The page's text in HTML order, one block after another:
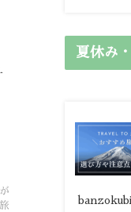
夏休み